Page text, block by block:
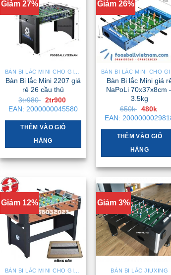
Giảm 27%
BÀN BI LẮC MINI CHO GIA ĐÌNH – NHỎ GỌN, GẬP GỌN, DỄ DI CHUYỂN
Bàn Bi lắc Mini 2207 giá
rẻ 26 cầu thủ
3tr980 Giá
gốc
là:
3tr980 .
2tr900
hiện
tại
là:
EAN: 2000000045580
THÊM VÀO GIỎ
HÀNG
Giảm 26%
Bàn Bi lắc Mini giá
NaPoLi 70x37x8cm
3.5kg
650k Giá
gốc
là:
650k .
480k
tại
là:
EAN:
THÊM VÀO GIỎ
HÀNG
Giảm 12%
BÀN BI LẮC MINI CHO GIA ĐÌNH – NHỎ GỌN, GẬP GỌN, DỄ DI CHUYỂN
Giảm 3%
BÀN BI LẮC JIUXING